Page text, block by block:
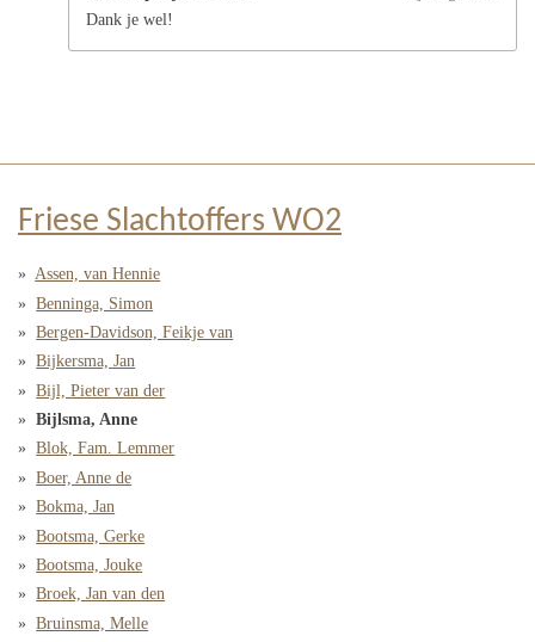
Dank je wel!
Friese Slachtoffers WO2
Assen, van Hennie
Benninga, Simon
Bergen-Davidson, Feikje van
Bijkersma, Jan
Bijl, Pieter van der
Bijlsma, Anne
Blok, Fam. Lemmer
Boer, Anne de
Bokma, Jan
Bootsma, Gerke
Bootsma, Jouke
Broek, Jan van den
Bruinsma, Melle